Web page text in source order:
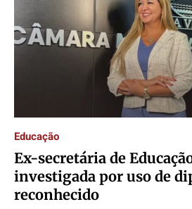
Política
Socioeconômicas
TV Século
Política
Socioeconômicas
TV Século
Política
Socioeconômicas
TV Século
Política
Socioeconômicas
TV Século
Educação
Ex-secretária de
investigada por uso de
reconhecido